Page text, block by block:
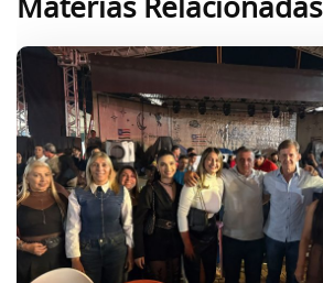
Matérias Relacionadas